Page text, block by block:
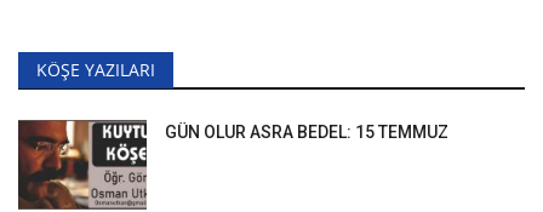
KÖŞE YAZILARI
GÜN OLUR ASRA BEDEL: 15 TEMMUZ